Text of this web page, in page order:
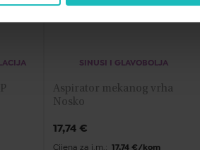
SINUSI I GLAVOBOLJA
Aspirator mekanog vrha
Nosko
17,74 €
Cijena za j.m.: 17,74 €/kom